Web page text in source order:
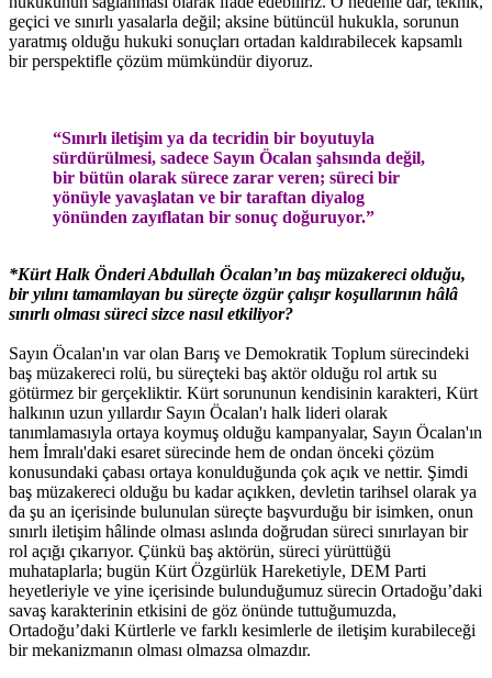
geçici ve sınırlı yasalarla değil; aksine bütüncül hukukla, sorunun
yaratmış olduğu hukuki sonuçları ortadan kaldırabilecek kapsamlı
bir perspektifle çözüm mümkündür diyoruz.
“Sınırlı iletişim ya da tecridin bir boyutuyla
sürdürülmesi, sadece Sayın Öcalan şahsında değil,
bir bütün olarak sürece zarar veren; süreci bir
yönüyle yavaşlatan ve bir taraftan diyalog
yönünden zayıflatan bir sonuç doğuruyor.”
*Kürt Halk Önderi Abdullah Öcalan’ın baş müzakereci olduğu,
bir yılını tamamlayan bu süreçte özgür çalışır koşullarının hâlâ
sınırlı olması süreci sizce nasıl etkiliyor?
Sayın Öcalan'ın var olan Barış ve Demokratik Toplum sürecindeki
baş müzakereci rolü, bu süreçteki baş aktör olduğu rol artık su
götürmez bir gerçekliktir. Kürt sorununun kendisinin karakteri, Kürt
halkının uzun yıllardır Sayın Öcalan'ı halk lideri olarak
tanımlamasıyla ortaya koymuş olduğu kampanyalar, Sayın Öcalan'ın
hem İmralı'daki esaret sürecinde hem de ondan önceki çözüm
konusundaki çabası ortaya konulduğunda çok açık ve nettir. Şimdi
baş müzakereci olduğu bu kadar açıkken, devletin tarihsel olarak ya
da şu an içerisinde bulunulan süreçte başvurduğu bir isimken, onun
sınırlı iletişim hâlinde olması aslında doğrudan süreci sınırlayan bir
rol açığı çıkarıyor. Çünkü baş aktörün, süreci yürüttüğü
muhataplarla; bugün Kürt Özgürlük Hareketiyle, DEM Parti
heyetleriyle ve yine içerisinde bulunduğumuz sürecin Ortadoğu’daki
savaş karakterinin etkisini de göz önünde tuttuğumuzda,
Ortadoğu’daki Kürtlerle ve farklı kesimlerle de iletişim kurabileceği
bir mekanizmanın olması olmazsa olmazdır.